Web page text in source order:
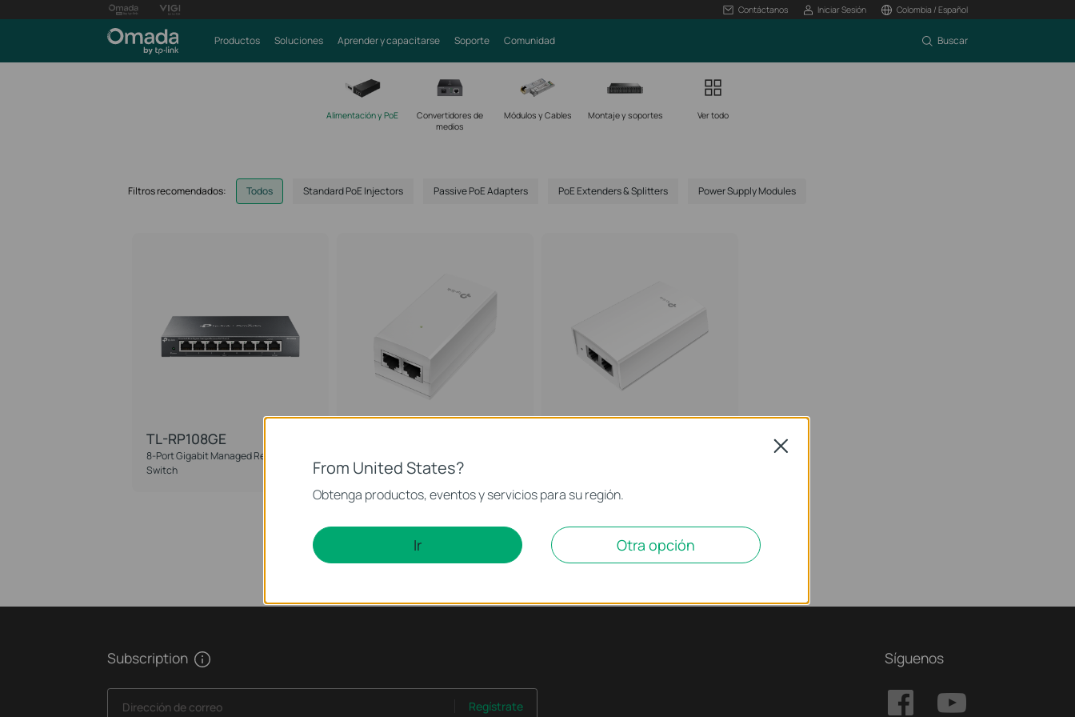
Contáctanos Iniciar Sesión Colombia / Español
Productos Soluciones Aprender y capacitarse Soporte Comunidad Buscar
Alimentación y PoE
Convertidores de
medios
Módulos y Cables Montaje y soportes Ver todo
Filtros recomendados: Todos Standard PoE Injectors Passive PoE Adapters PoE Extenders & Splitters Power Supply Modules
TL-RP108GE
8-Port Gigabit Managed Reverse PoE
Switch
Subscription
Dirección de correo Regístrate
Síguenos
From United States?
Obtenga productos, eventos y servicios para su región.
Ir Otra opción
Close